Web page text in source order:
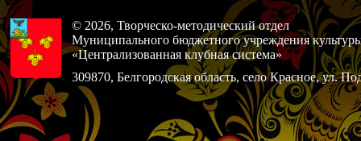
© 2026, Творческо-методический отдел
Муниципального бюджетного учреждения
«Централизованная клубная система»
309870, Белгородская область, село Красное, ул.